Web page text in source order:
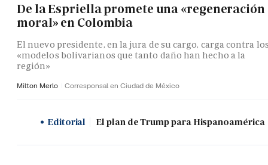
De la Espriella promete una «regeneración
moral» en Colombia
El nuevo presidente, en la jura de su cargo, carga contra
«modelos bolivarianos que tanto daño han hecho a la
región»
Milton Merlo Corresponsal en Ciudad de México
Editorial El plan de Trump para Hispanoamérica